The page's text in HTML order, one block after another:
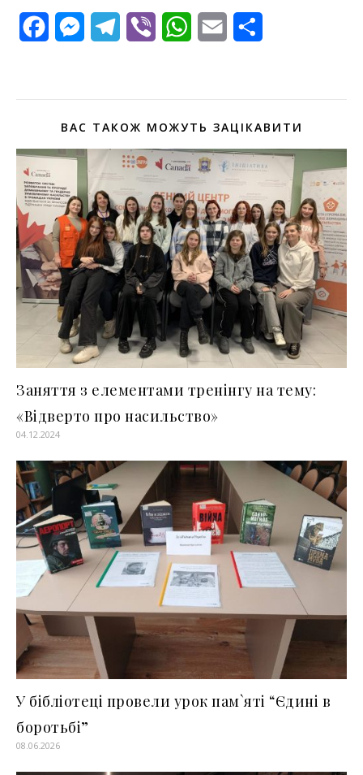
FacebookMessengerTelegram
Viber WhatsApp
Email
ВАС ТАКОЖ МОЖУТЬ ЗАЦІКАВИТИ
Заняття з елементами тренінгу на тему:
«Відверто про насильство»
04.12.2024
У бібліотеці провели урок пам`яті “Єдині в
боротьбі”
08.06.2026